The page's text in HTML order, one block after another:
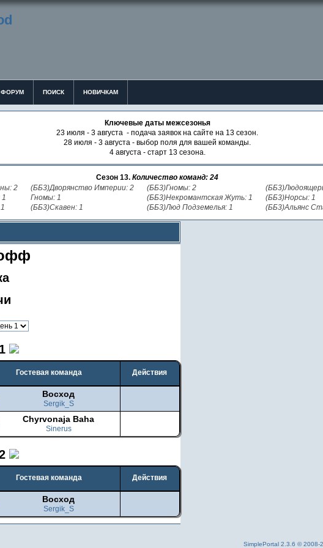
ФОРУМ ПОИСК НОВИЧКАМ
Ключевые даты межсезонья
23 июля - 3 августа - подача заявок на сайте на 13 сезон.
28 июля - 3 августа - выбор поля для вашей команды.
4 августа - старт 13 сезона.
Сезон 13. Количество команд: 24
2
(ББ3)Дворянство Империи: 2
Гномы: 1
(ББ3)Скавен: 1
(ББ3)Гномы: 2
(ББ3)Некромантская Жуть: 1
(ББ3)Люд Подземелья: 1
(ББ3)Норсы: 1
(ББ3)Альянс
Гостевая команда Действия
Восход
Sergik_S
Chyrvonaja Baha
Sinerus
Гостевая команда Действия
Восход
Sergik_S
SimplePortal 2.3.6 © 2008-